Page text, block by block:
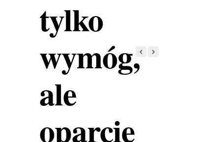
tylko
wymóg,
ale
oparcie